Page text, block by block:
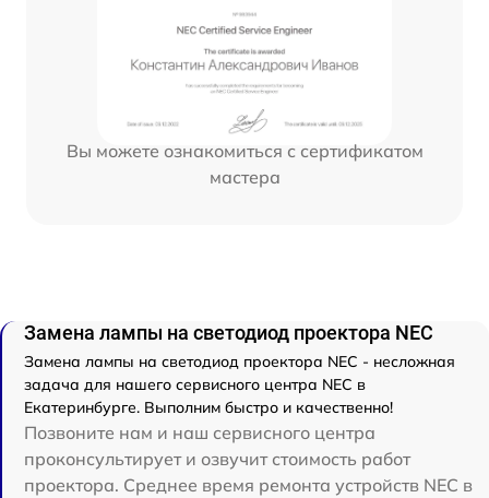
Вы можете ознакомиться с сертификатом
мастера
Замена лампы на светодиод проектора NEC
Замена лампы на светодиод проектора NEC - несложная
задача для нашего сервисного центра NEC в
Екатеринбурге. Выполним быстро и качественно!
Позвоните нам и наш сервисного центра
проконсультирует и озвучит стоимость работ
проектора. Среднее время ремонта устройств NEC в